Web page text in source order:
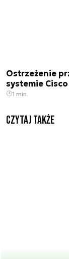
Ostrzeżenie
systemie Cisco
1 min.
Czytaj także